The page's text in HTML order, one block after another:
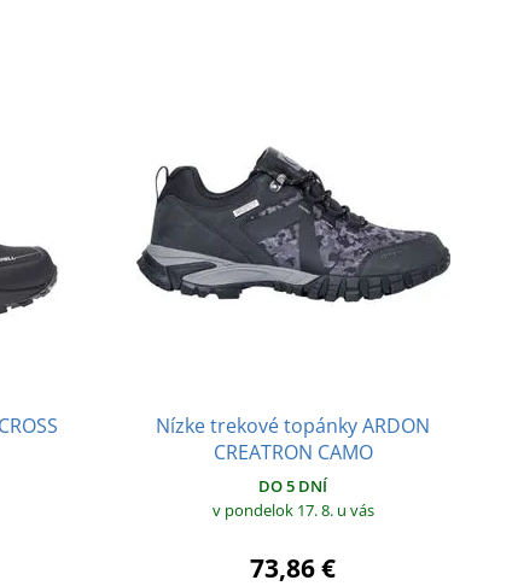
Nízke trekové topánky ARDON
CREATRON CAMO
DO 5 DNÍ
v pondelok 17. 8. u vás
73,86 €